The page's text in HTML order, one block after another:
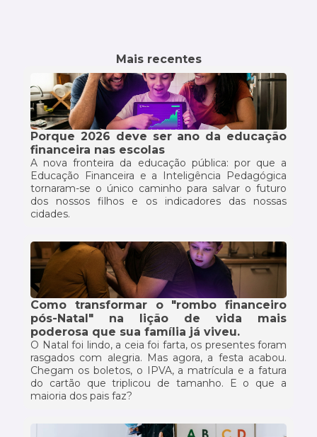
Mais recentes
Porque 2026 deve ser ano da educação
financeira nas escolas
A nova fronteira da educação pública: por que a
Educação Financeira e a Inteligência Pedagógica
tornaram-se o único caminho para salvar o futuro
dos nossos filhos e os indicadores das nossas
cidades.
Como transformar o "rombo financeiro
pós-Natal" na lição de vida mais
poderosa que sua família já viveu.
O Natal foi lindo, a ceia foi farta, os presentes foram
rasgados com alegria. Mas agora, a festa acabou.
Chegam os boletos, o IPVA, a matrícula e a fatura
do cartão que triplicou de tamanho. E o que a
maioria dos pais faz?